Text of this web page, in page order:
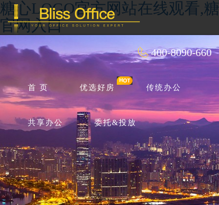
糖心LOGO官方网站在线观看,
官网入口
400-8090-660
首 页 优选好房 传统办公
共享办公 委托&投放